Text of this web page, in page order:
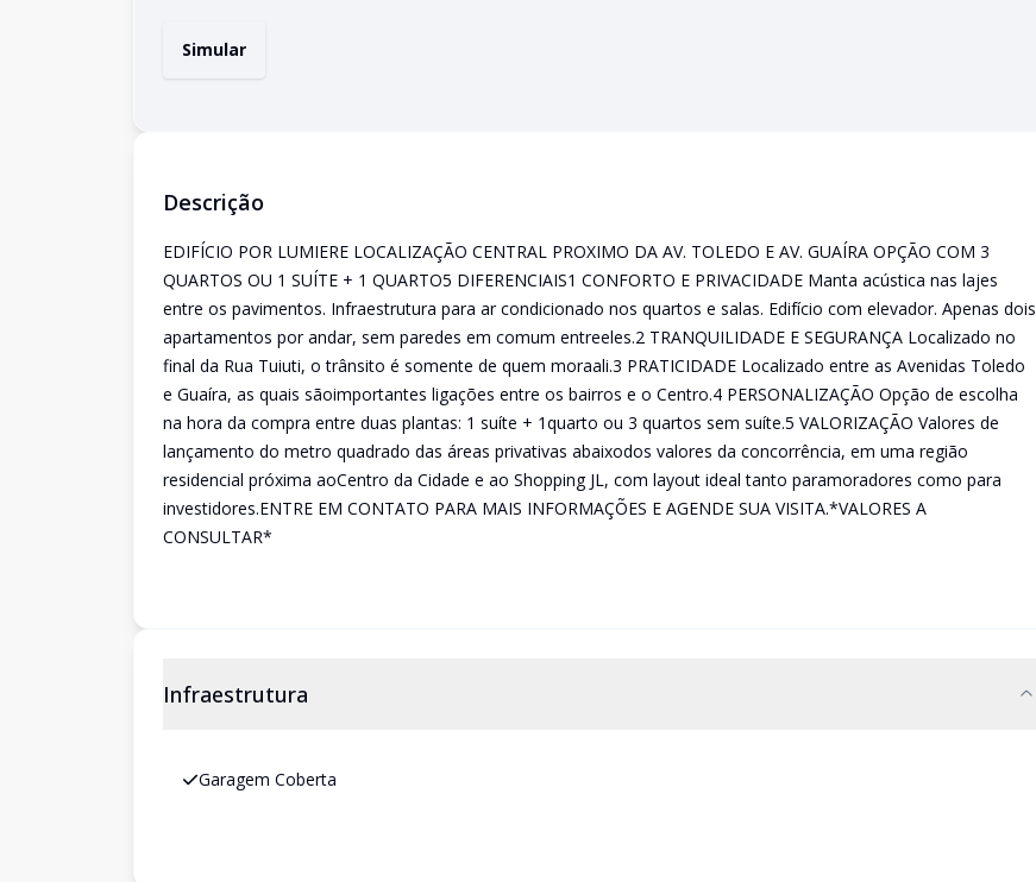
Simular
Descrição
EDIFÍCIO POR LUMIERE LOCALIZAÇÃO CENTRAL PROXIMO DA AV. TOLEDO E AV. GUAÍRA OPÇÃO COM 3
QUARTOS OU 1 SUÍTE + 1 QUARTO5 DIFERENCIAIS1 CONFORTO E PRIVACIDADE Manta acústica nas lajes
entre os pavimentos. Infraestrutura para ar condicionado nos quartos e salas. Edifício com elevador. Apenas dois
apartamentos por andar, sem paredes em comum entreeles.2 TRANQUILIDADE E SEGURANÇA Localizado no
final da Rua Tuiuti, o trânsito é somente de quem moraali.3 PRATICIDADE Localizado entre as Avenidas Toledo
e Guaíra, as quais sãoimportantes ligações entre os bairros e o Centro.4 PERSONALIZAÇÃO Opção de escolha
na hora da compra entre duas plantas: 1 suíte + 1quarto ou 3 quartos sem suíte.5 VALORIZAÇÃO Valores de
lançamento do metro quadrado das áreas privativas abaixodos valores da concorrência, em uma região
residencial próxima aoCentro da Cidade e ao Shopping JL, com layout ideal tanto paramoradores como para
investidores.ENTRE EM CONTATO PARA MAIS INFORMAÇÕES E AGENDE SUA VISITA.*VALORES A
CONSULTAR*
Infraestrutura
Garagem Coberta